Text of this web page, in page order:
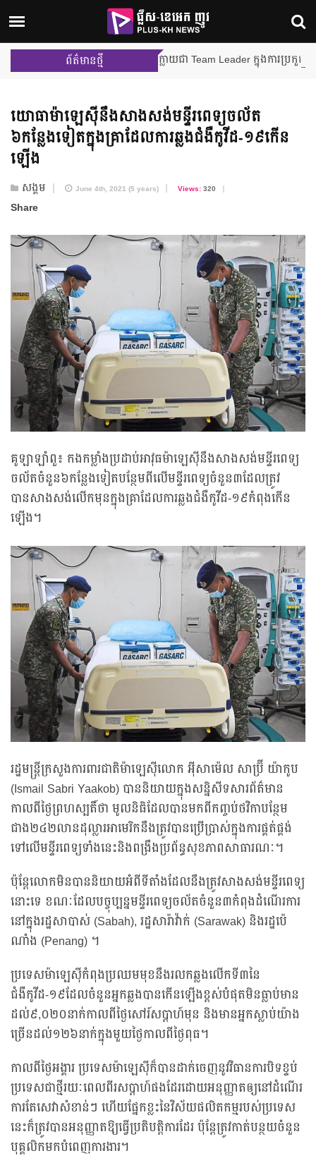
ព័ត៌មានថ្មី
ម៉ីលីង និង នីហឫទ័យ នឹងក្លាយជា Team Leader ក្នុងការប្រកួតជាក្រុមលើក
យោធាម៉ាឡេស៊ី​នឹង​សាងសង់​មន្ទីរពេទ្យ​ចល័ត​
៦កន្លែងទៀត​ក្នុងគ្រា​ដែល​ការឆ្លង​ជំងឺកូវីដ-១៩​កើន
ឡើង
សង្គម June 4th, 2021 (5 years) Views:320
Share
គូឡាឡាំពួ៖ កងកម្លាំងប្រដាប់អាវុធម៉ាឡេស៊ីនឹងសាងសង់មន្ទីរពេទ្យ
ចល័តចំនួន៦កន្លែងទៀតបន្ថែមពីលើមន្ទីរពេទ្យចំនួន៣ដែលត្រូវ
បានសាងសង់លើកមុនក្នុងគ្រាដែលការឆ្លងជំងឺកូវីដ-១៩កំពុងកើន
ឡើង។
រដ្ឋមន្ត្រីក្រសួងការពារជាតិម៉ាឡេស៊ីលោក អ៊ីសាម៉េល សាប្រ៊ី យ៉ាកូប
(Ismail Sabri Yaakob) បាននិយាយក្នុងសន្និសីទសារព័ត៌មាន
កាលពីថ្ងៃព្រហស្បតិ៍ថា មូលនិធិដែលបានមកពីកញ្ចប់ថវិកាបន្ថែម
ជាង២៤២លានដុល្លារអាមេរិកនឹងត្រូវបានប្រើប្រាស់ក្នុងការផ្គត់ផ្គង់
ទៅលើមន្ទីរពេទ្យទាំងនេះនិងពង្រឹងប្រព័ន្ធសុខភាពសាធារណៈ។
ប៉ុន្តែលោកមិនបាននិយាយអំពីទីតាំងដែលនឹងត្រូវសាងសង់មន្ទីរពេទ្យ
នោះទេ ខណៈដែលបច្ចុប្បន្នមន្ទីរពេទ្យចល័តចំនួន៣កំពុងដំណើរការ
នៅក្នុងរដ្ឋសាបាស់ (Sabah), រដ្ឋសារ៉ាវ៉ាក់ (Sarawak) និងរដ្ឋប៉េ
ណាំង (Penang) ។
ប្រទេសម៉ាឡេស៊ីកំពុងប្រឈមមុខនឹងរលកឆ្លងលើកទី៣នៃ
ជំងឺកូវីដ-១៩ដែលចំនួនអ្នកឆ្លងបានកើនឡើងខ្ពស់បំផុតមិនធ្លាប់មាន
ដល់៩,០២០នាក់កាលពីថ្ងៃសៅរ៍សប្តាហ៍មុន និងមានអ្នកស្លាប់យ៉ាង
ច្រើនដល់១២៦នាក់ក្នុងមួយថ្ងៃកាលពីថ្ងៃពុធ។
កាលពីថ្ងៃអង្គារ ប្រទេសម៉ាឡេស៊ីក៏បានដាក់ចេញនូវវិធានការបិទខ្ទប់
ប្រទេសជាថ្មីរយៈពេលពីរសប្តាហ៍ផងដែរដោយអនុញ្ញាតឲ្យនៅដំណើរ
ការតែសេវាសំខាន់ៗ ហើយផ្នែកខ្លះនៃវិស័យផលិតកម្មរបស់ប្រទេស
នេះក៏ត្រូវបានអនុញ្ញាតឱ្យធ្វើប្រតិបត្តិការដែរ ប៉ុន្តែត្រូវកាត់បន្ថយចំនួន
បុគ្គលិកមកបំពេញការងារ។